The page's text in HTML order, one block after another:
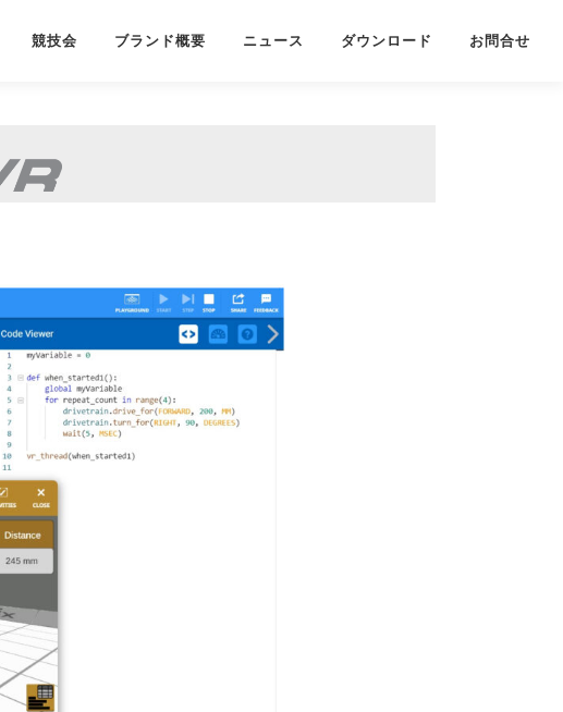
競技会 ブランド概要 ニュース ダウンロード お問合せ